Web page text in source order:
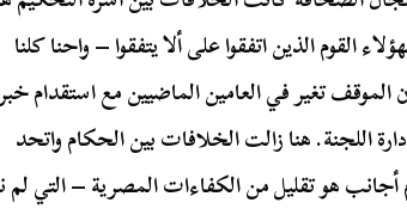
القوم الذين اتفقوا على ألا يتفقوا – واحنا كلنا
تغير في العامين الماضيين مع استقدام
اللجنة. هنا زالت الخلافات بين الحكام واتحد
هو تقليل من الكفاءات المصرية – التي لم